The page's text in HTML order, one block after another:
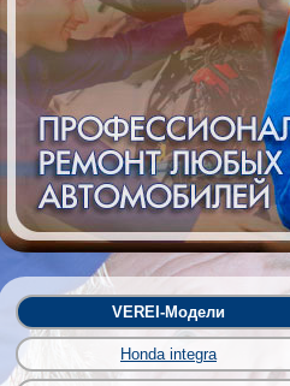
VEREI-Модели
Honda integra